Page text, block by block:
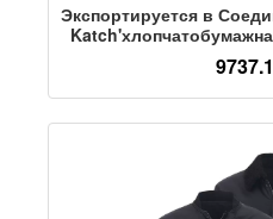
Экспортируется в
две